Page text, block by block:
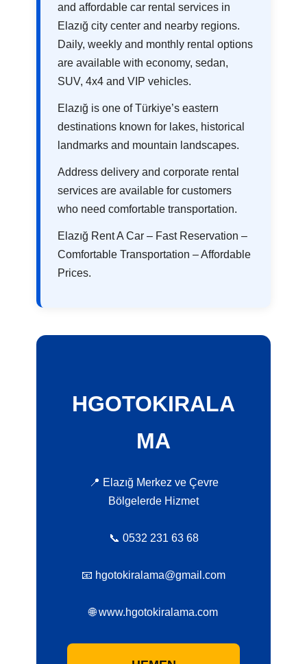
and affordable car rental services in
Elazığ city center and nearby regions.
Daily, weekly and monthly rental options
are available with economy, sedan,
SUV, 4x4 and VIP vehicles.
Elazığ is one of Türkiye’s eastern
destinations known for lakes, historical
landmarks and mountain landscapes.
Address delivery and corporate rental
services are available for customers
who need comfortable transportation.
Elazığ Rent A Car – Fast Reservation –
Comfortable Transportation – Affordable
Prices.
HGOTOKIRALA
MA
📍 Elazığ Merkez ve Çevre
Bölgelerde Hizmet
📞 0532 231 63 68
📧 hgotokiralama@gmail.com
🌐 www.hgotokiralama.com